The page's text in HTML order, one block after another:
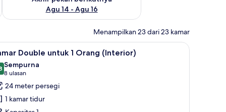
Agu 14 - Agu 16
Menampilkan 23 dari 23 kamar
memori, dan brankas Seprai premium, selimut bulu angsa, busa
5 Double untuk 1 Orang (Interior)
dari 10
Sempurna
8 ulasan
(8
ulasan)
24 meter persegi
1 kamar tidur